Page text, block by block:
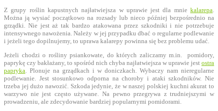
Z grupy roślin kapustnych najłatwiejsza w uprawie jest dla mnie kalarepa
Można ją wysiać początkowo na rozsady lub nieco później bezpośrednio na
grządki. Nie jest aż tak bardzo atakowana przez szkodniki i nie potrzebuje
intensywnego nawożenia. Należy w jej przypadku dbać o regularne podlewanie
i jeżeli tego dopilnujemy, to uprawa kalarepy powinna się bez problemu udać.
Jeżeli chodzi o rośliny psiankowate, do których zaliczamy m.in. pomidory,
paprykę czy bakłażany, to spośród nich chyba najłatwiejsza w uprawie jest ostra
papryka . Plonuje na grządkach i w doniczkach. Wybaczy nam nieregularne
podlewanie. Jest stosunkowo odporna na choroby i ataki szkodników. Nie
trzeba jej dużo nawozić. Szkoda jedynie, że w naszej polskiej kuchni akurat to
warzywo nie jest często używane. Na pewno przegrywa z trudniejszymi w
prowadzeniu, ale zdecydowanie bardziej popularnymi pomidorami.